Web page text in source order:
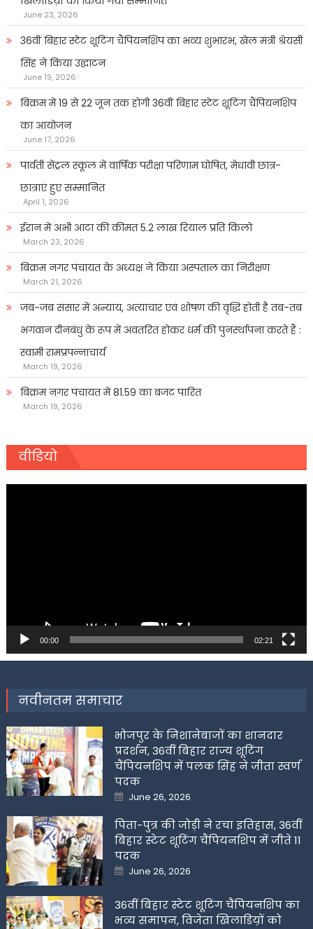
June 23, 2026
36वीं बिहार स्टेट शूटिंग चैंपियनशिप का भव्य शुभारंभ, खेल मंत्री श्रेयसी
सिंह ने किया उद्घाटन
June 19, 2026
बिक्रम में 19 से 22 जून तक होगी 36वीं बिहार स्टेट शूटिंग चैंपियनशिप
का आयोजन
June 17, 2026
पार्वती सेंट्रल स्कूल में वार्षिक परीक्षा परिणाम घोषित, मेधावी छात्र-
छात्राएं हुए सम्मानित
April 1, 2026
ईरान में अभी आटा की कीमत 5.2 लाख रियाल प्रति किलो
March 23, 2026
बिक्रम नगर पंचायत के अध्यक्ष ने किया अस्पताल का निरीक्षण
March 21, 2026
जब-जब संसार में अन्याय, अत्याचार एवं शोषण की वृद्धि होती है तब-तब
भगवान दीनबंधु के रूप में अवतरित होकर धर्म की पुनर्स्थापना करते हैं :
स्वामी रामप्रपन्नाचार्य
March 19, 2026
बिक्रम नगर पंचायत में 81.59 का बजट पारित
March 19, 2026
वीडियो
00:00 02:21
नवीनतम समाचार
भोजपुर के निशानेबाजों का शानदार
प्रदर्शन, 36वीं बिहार राज्य शूटिंग
चैंपियनशिप में पलक सिंह ने जीता स्वर्ण
पदक
Posted
on
June 26, 2026
पिता-पुत्र की जोड़ी ने रचा इतिहास, 36वीं
बिहार स्टेट शूटिंग चैंपियनशिप में जीते 11
पदक
Posted
on
June 26, 2026
36वीं बिहार स्टेट शूटिंग चैंपियनशिप का
भव्य समापन, विजेता खिलाडिय़ों को